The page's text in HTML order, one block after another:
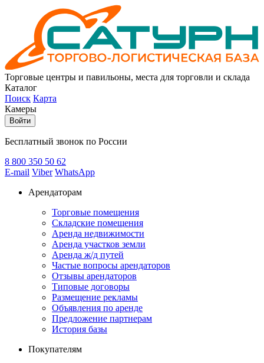
Торговые центры и павильоны, места для торговли и склада
Каталог
Поиск Карта
Камеры
Войти
Бесплатный звонок по России
8 800 350 50 62
E-mail Viber WhatsApp
Арендаторам
Торговые помещения
Складские помещения
Аренда недвижимости
Аренда участков земли
Аренда ж/д путей
Частые вопросы арендаторов
Отзывы арендаторов
Типовые договоры
Размещение рекламы
Объявления по аренде
Предложение партнерам
История базы
Покупателям